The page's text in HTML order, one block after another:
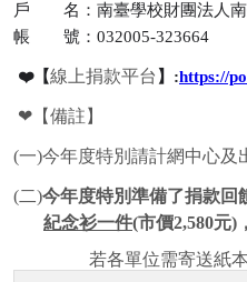
戶 名：南臺學校財團法人南
帳 號：032005-323664
❤️【線上捐款平台 】:https://
❤ 【備註】
(一)今年度特別請計網中心及
(二)今年度特別準備了捐款回
紀念衫一件(市價2,580元) ，
若各單位需寄送紙